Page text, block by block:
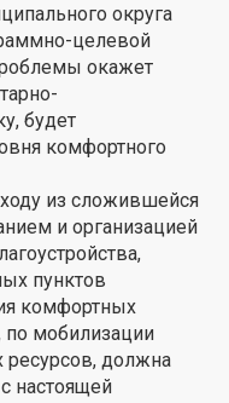
округа
целевой
окажет
будет
комфортного
из сложившейся
и организацией
пунктов
комфортных
по мобилизации
должна
настоящей